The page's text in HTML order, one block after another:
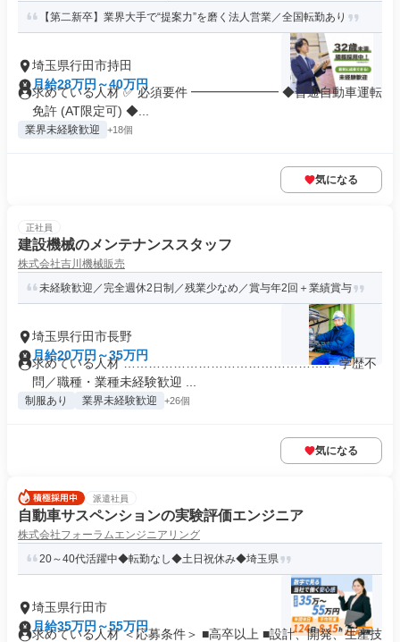
【第二新卒】業界大手で“提案力”を磨く法人営業／全国転勤あり
埼玉県行田市持田
月給28万円～40万円
求めている人材 ✅ 必須要件 ━━━━━━━ ◆普通自動車運転
免許 (AT限定可) ◆...
業界未経験歓迎 +18個
気になる
正社員
建設機械のメンテナンススタッフ
株式会社吉川機械販売
未経験歓迎／完全週休2日制／残業少なめ／賞与年2回＋業績賞与
埼玉県行田市長野
月給20万円～35万円
求めている人材 …………………………………………… 学歴不
問／職種・業種未経験歓迎 ...
制服あり 業界未経験歓迎 +26個
気になる
派遣社員
自動車サスペンションの実験評価エンジニア
株式会社フォーラムエンジニアリング
20～40代活躍中◆転勤なし◆土日祝休み◆埼玉県
埼玉県行田市
月給35万円～55万円
求めている人材 ＜応募条件＞ ■高卒以上 ■設計、開発、生産技